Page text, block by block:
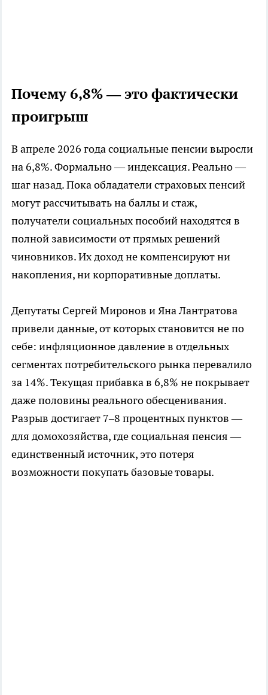
Почему 6,8% — это фактически
проигрыш
В апреле 2026 года социальные пенсии выросли
на 6,8%. Формально — индексация. Реально —
шаг назад. Пока обладатели страховых пенсий
могут рассчитывать на баллы и стаж,
получатели социальных пособий находятся в
полной зависимости от прямых решений
чиновников. Их доход не компенсируют ни
накопления, ни корпоративные доплаты.
Депутаты Сергей Миронов и Яна Лантратова
привели данные, от которых становится не по
себе: инфляционное давление в отдельных
сегментах потребительского рынка перевалило
за 14%. Текущая прибавка в 6,8% не покрывает
даже половины реального обесценивания.
Разрыв достигает 7–8 процентных пунктов —
для домохозяйства, где социальная пенсия —
единственный источник, это потеря
возможности покупать базовые товары.